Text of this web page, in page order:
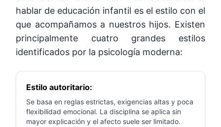
hablar de educación infantil es el estilo con el
que acompañamos a nuestros hijos. Existen
principalmente cuatro grandes estilos
identificados por la psicología moderna:
Estilo autoritario:
Se basa en reglas estrictas, exigencias altas y poca
flexibilidad emocional. La disciplina se aplica sin
mayor explicación y el afecto suele ser limitado.